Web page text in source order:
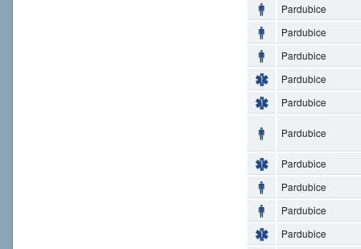
Pardubice
Pardubice
Pardubice
Pardubice
Pardubice
Pardubice
Pardubice
Pardubice
Pardubice
Pardubice